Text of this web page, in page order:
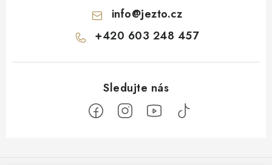
info@jezto.cz
+420 603 248 457